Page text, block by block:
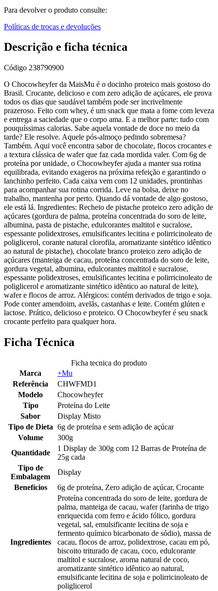
Para devolver o produto consulte:
Políticas de trocas e devoluções
Descrição e ficha técnica
Código 238790900
O Chocowheyfer da MaisMu é o docinho proteico mais gostoso do
Brasil. Crocante, delicioso e com zero adição de açúcares, ele prova
todos os dias que saudável também pode ser incrivelmente
prazeroso. Feito com whey, é um snack que mata a fome com leveza
e entrega a saciedade que o corpo ama. E a melhor parte: tudo com
pouquíssimas calorias. Sabe aquela vontade de doce no meio da
tarde? Ele resolve. Aquele pós-almoço pedindo sobremesa?
Também. Aqui você encontra sabor de chocolate, flocos crocantes e
a textura clássica de wafer que faz cada mordida valer. Com 6g de
proteína por unidade, o Chocowheyfer ajuda a manter sua rotina
equilibrada, evitando exageros na próxima refeição e garantindo o
lanchinho perfeito. Cada caixa vem com 12 unidades, prontinhas
para acompanhar sua rotina corrida. Leve na bolsa, deixe no
trabalho, mantenha por perto. Quando dá vontade de algo gostoso,
ele está lá. Ingredientes: Recheio de pistache proteico zero adição de
açúcares (gordura de palma, proteína concentrada do soro de leite,
albumina, pasta de pistache, edulcorantes maltitol e sucralose,
espessante polidextroses, emulsificantes lecitina e polirricinoleato de
poliglicerol, corante natural clorofila, aromatizante sintético idêntico
ao natural de pistache), chocolate branco proteico zero adição de
açúcares (manteiga de cacau, proteína concentrada do soro de leite,
gordura vegetal, albumina, edulcorantes maltitol e sucralose,
espessante polidextroses, emulsificantes lecitina e polirricinoleato de
poliglicerol e aromatizante sintético idêntico ao natural de leite),
wafer e flocos de arroz. Alérgicos: contém derivados de trigo e soja.
Pode conter amendoim, avelãs, castanhas e leite. Contém glúten e
lactose. Prático, delicioso e proteico. O Chocowheyfer é seu snack
crocante perfeito para qualquer hora.
Ficha Técnica
Ficha tecnica do produto
Marca
+Mu
Referência
CHWFMD1
Modelo
Chocowheyfer
Tipo
Proteína do Leite
Sabor
Display Misto
Tipo de Dieta 6g de proteína e sem adição de açúcar
Volume
300g
Quantidade
1 Display de 300g com 12 Barras de Proteína de
25g cada
Tipo de
Embalagem
Display
Benefícios
6g de proteína, Zero adição de açúcar, Crocante
Ingredientes
Proteína concentrada do soro de leite, gordura de
palma, manteiga de cacau, wafer (farinha de trigo
enriquecida com ferro e ácido fólico, gordura
vegetal, sal, emulsificante lecitina de soja e
fermento químico bicarbonato de sódio), massa de
cacau, flocos de arroz, polidextrose, cacau em pó,
biscoito triturado de cacau, coco, edulcorante
maltitol e sucralose, aroma natural de coco,
aromatizante sintético idêntico ao natural,
emulsificante lecitina de soja e polirricinoleato de
poliglicerol